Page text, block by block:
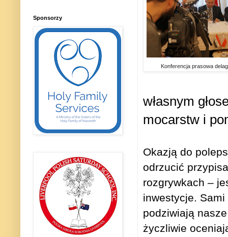
Konferencja prasowa
własnym
mocarstw i
Okazją do
odrzucić
rozgrywkach –
inwestycje.
podziwiają
życzliwie
Sponsorzy